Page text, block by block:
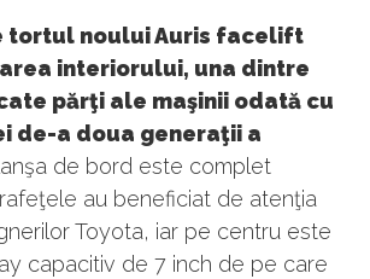
tortul noului Auris facelift
interiorului, una dintre
părţi ale maşinii odată cu
de-a doua generaţii a
de bord este complet
au beneficiat de atenţia
Toyota, iar pe centru este
capacitiv de 7 inch de pe care